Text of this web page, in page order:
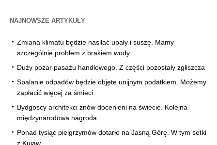
NAJNOWSZE ARTYKUŁY
Zmiana klimatu będzie nasilać upały i suszę. Mamy
szczególnie problem z brakiem wody
Duży pożar pasażu handlowego. Z części pozostały zgliszcza
Spalanie odpadów będzie objęte unijnym podatkiem. Możemy
zapłacić więcej za śmieci
Bydgoscy architekci znów docenieni na świecie. Kolejna
międzynarodowa nagroda
Ponad tysiąc pielgrzymów dotarło na Jasną Górę. W tym setki
z Kujaw